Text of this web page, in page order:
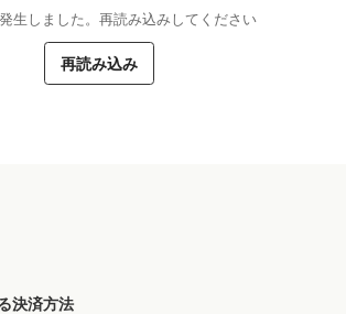
生しました。再読み込みしてください
再読み込み
決済方法